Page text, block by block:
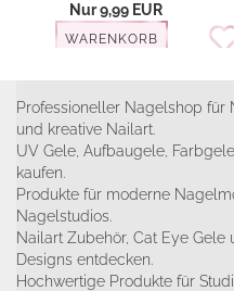
Nur 9,99 EUR
WARENKORB
Professioneller Nagelshop für
und kreative Nailart.
UV Gele, Aufbaugele,
kaufen.
Produkte für moderne
Nagelstudios.
Nailart Zubehör, Cat Eye Gele
Designs entdecken.
Hochwertige Produkte für